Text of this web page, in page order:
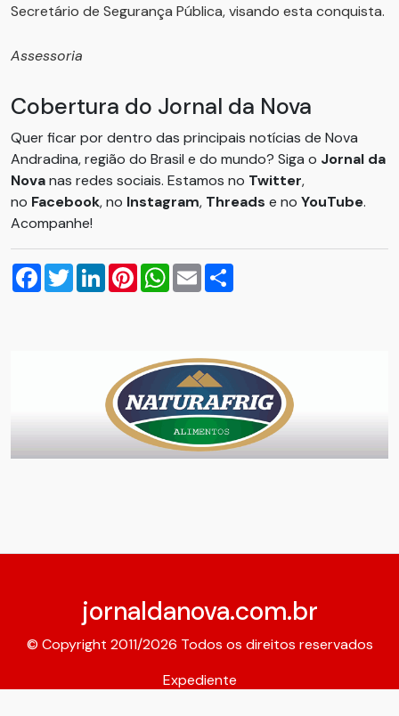
Secretário de Segurança Pública, visando esta conquista.
Assessoria
Cobertura do Jornal da Nova
Quer ficar por dentro das principais notícias de Nova
Andradina, região do Brasil e do mundo? Siga o Jornal da
Novanas redes sociais. Estamos no Twitter,
no Facebook, no Instagram, Threads e no YouTube.
Acompanhe!
Facebook
TwitterLinkedInPinterestWhatsApp
Email
jornaldanova.com.br
© Copyright 2011/2026 Todos os direitos reservados
Expediente